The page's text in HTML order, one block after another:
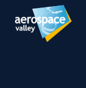
contenu